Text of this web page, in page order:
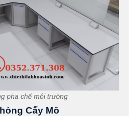
pha chế môi trường
Cấy Mô